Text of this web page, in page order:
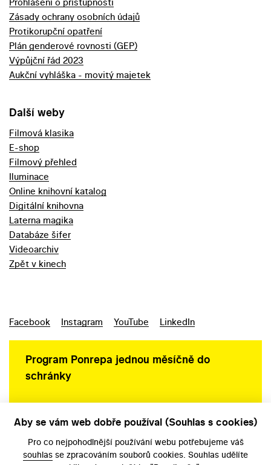
Zásady ochrany osobních údajů
Protikorupční opatření
Plán genderové rovnosti (GEP)
Výpůjční řád 2023
Aukční vyhláška - movitý majetek
Další weby
Filmová klasika
E-shop
Filmový přehled
Iluminace
Online knihovní katalog
Digitální knihovna
Laterna magika
Databáze šifer
Videoarchiv
Zpět v kinech
Facebook Instagram YouTube LinkedIn
Program Ponrepa jednou měsíčně do
schránky
Aby se vám web dobře používal (Souhlas s cookies)
Pro co nejpohodlnější používání webu potřebujeme váš
souhlas se zpracováním souborů cookies. Souhlas udělíte